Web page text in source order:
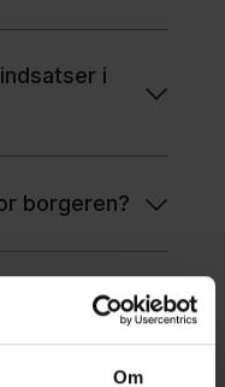
Om
i
borgeren?
borgeren